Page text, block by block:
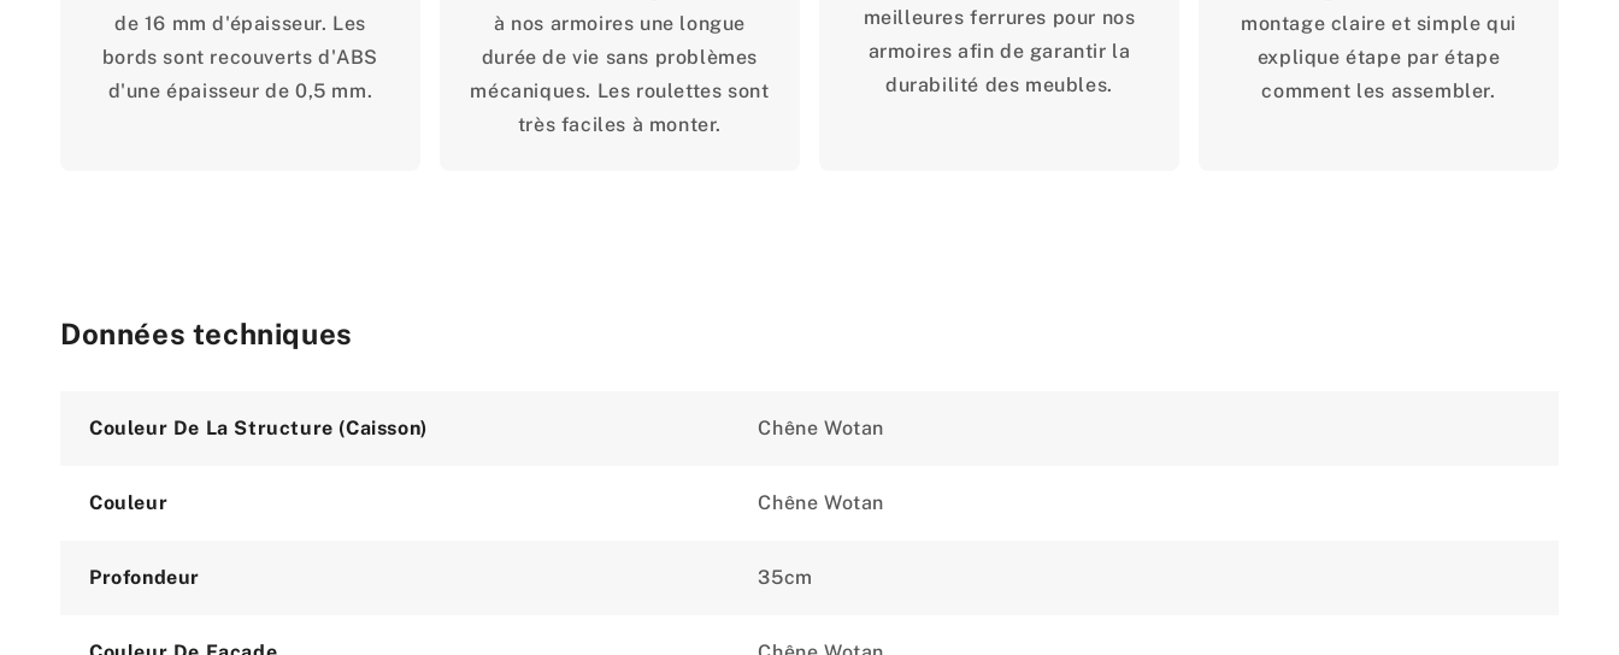
de 16 mm d'épaisseur. Les
bords sont recouverts d'ABS
d'une épaisseur de 0,5 mm.
à nos armoires une longue
durée de vie sans problèmes
mécaniques. Les roulettes sont
très faciles à monter.
meilleures ferrures pour nos
armoires afin de garantir la
durabilité des meubles.
montage claire et simple qui
explique étape par étape
comment les assembler.
Données techniques
Couleur De La Structure (caisson)
Chêne Wotan
Couleur Chêne Wotan
Profondeur 35cm